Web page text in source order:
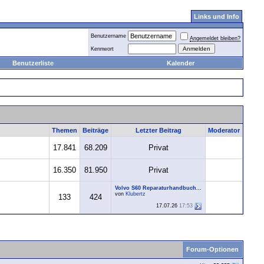
Links und Info
Benutzername
Angemeldet bleiben?
Kennwort
Benutzerliste Kalender
Themen Beiträge Letzter Beitrag Moderator
17.841 68.209 Privat
16.350 81.950 Privat
133 424
Volvo S60 Reparaturhandbuch...
von Klubertz
17.07.26 17:53
Forum-Optionen